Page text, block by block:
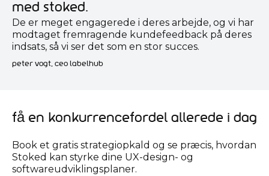
med Stoked.
De er meget engagerede i deres arbejde, og vi har
modtaget fremragende kundefeedback på deres
indsats, så vi ser det som en stor succes.
peter vogt, ceo labelhub
Få en konkurrencefordel allerede i dag
Book et gratis strategiopkald og se præcis, hvordan
Stoked kan styrke dine UX-design- og
softwareudviklingsplaner.